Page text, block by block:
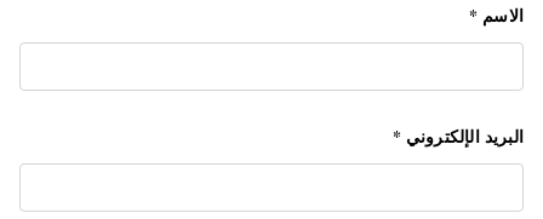
الاسم *
البريد الإلكتروني *